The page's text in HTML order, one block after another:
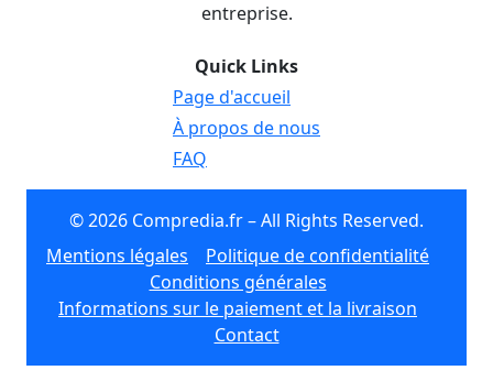
entreprise.
Quick Links
Page d'accueil
À propos de nous
FAQ
© 2026 Compredia.fr – All Rights Reserved.
Mentions légales
Politique de confidentialité
Conditions générales
Informations sur le paiement et la livraison
Contact